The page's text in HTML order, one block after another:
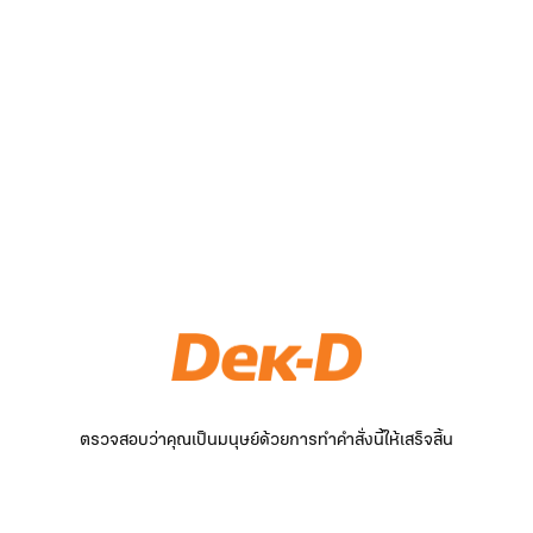
ตรวจสอบว่าคุณเป็นมนุษย์ด้วยการทำคำสั่งนี้ให้เสร็จสิ้น